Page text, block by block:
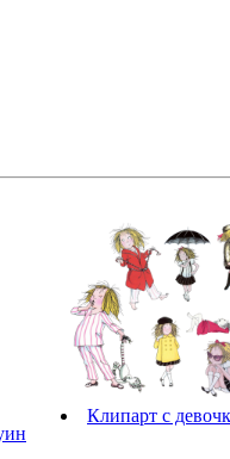
Клипарт с